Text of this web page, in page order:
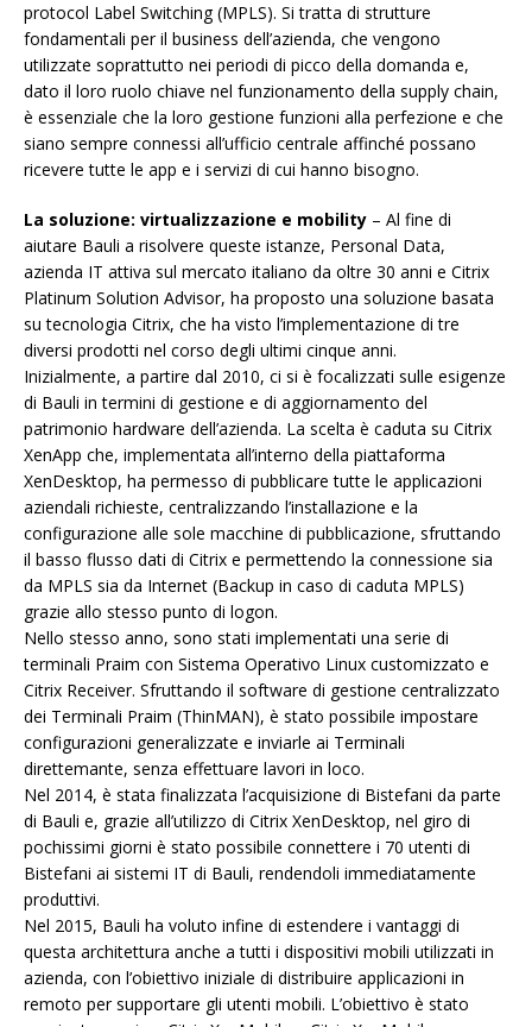
protocol Label Switching (MPLS). Si tratta di strutture
fondamentali per il business dell’azienda, che vengono
utilizzate soprattutto nei periodi di picco della domanda e,
dato il loro ruolo chiave nel funzionamento della supply chain,
è essenziale che la loro gestione funzioni alla perfezione e che
siano sempre connessi all’ufficio centrale affinché possano
ricevere tutte le app e i servizi di cui hanno bisogno.
La soluzione: virtualizzazione e mobility – Al fine di
aiutare Bauli a risolvere queste istanze, Personal Data,
azienda IT attiva sul mercato italiano da oltre 30 anni e Citrix
Platinum Solution Advisor, ha proposto una soluzione basata
su tecnologia Citrix, che ha visto l’implementazione di tre
diversi prodotti nel corso degli ultimi cinque anni.
Inizialmente, a partire dal 2010, ci si è focalizzati sulle esigenze
di Bauli in termini di gestione e di aggiornamento del
patrimonio hardware dell’azienda. La scelta è caduta su Citrix
XenApp che, implementata all’interno della piattaforma
XenDesktop, ha permesso di pubblicare tutte le applicazioni
aziendali richieste, centralizzando l’installazione e la
configurazione alle sole macchine di pubblicazione, sfruttando
il basso flusso dati di Citrix e permettendo la connessione sia
da MPLS sia da Internet (Backup in caso di caduta MPLS)
grazie allo stesso punto di logon.
Nello stesso anno, sono stati implementati una serie di
terminali Praim con Sistema Operativo Linux customizzato e
Citrix Receiver. Sfruttando il software di gestione centralizzato
dei Terminali Praim (ThinMAN), è stato possibile impostare
configurazioni generalizzate e inviarle ai Terminali
direttemante, senza effettuare lavori in loco.
Nel 2014, è stata finalizzata l’acquisizione di Bistefani da parte
di Bauli e, grazie all’utilizzo di Citrix XenDesktop, nel giro di
pochissimi giorni è stato possibile connettere i 70 utenti di
Bistefani ai sistemi IT di Bauli, rendendoli immediatamente
produttivi.
Nel 2015, Bauli ha voluto infine di estendere i vantaggi di
questa architettura anche a tutti i dispositivi mobili utilizzati in
azienda, con l’obiettivo iniziale di distribuire applicazioni in
remoto per supportare gli utenti mobili. L’obiettivo è stato